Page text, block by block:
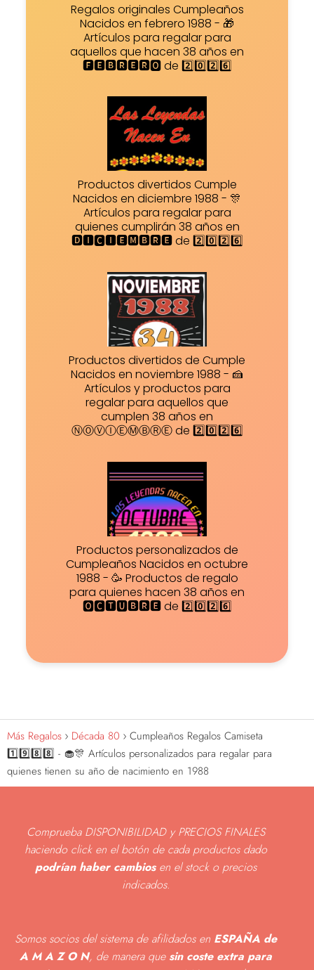
Regalos originales Cumpleaños
Nacidos en febrero 1988 - 🎁
Artículos para regalar para
aquellos que hacen 38 años en
🅵🅴🅱🆁🅴🆁🅾 de 2️⃣0️⃣2️⃣6️⃣
Productos divertidos Cumple
Nacidos en diciembre 1988 - 🎊
Artículos para regalar para
quienes cumplirán 38 años en
🅳🅸🅲🅸🅴🅼🅱🆁🅴 de 2️⃣0️⃣2️⃣6️⃣
Productos divertidos de Cumple
Nacidos en noviembre 1988 - 🍰
Artículos y productos para
regalar para aquellos que
cumplen 38 años en
ⓃⓄⓋⒾⒺⓂⒷⓇⒺ de 2️⃣0️⃣2️⃣6️⃣
Productos personalizados de
Cumpleaños Nacidos en octubre
1988 - 🥳 Productos de regalo
para quienes hacen 38 años en
🅾🅲🆃🆄🅱🆁🅴 de 2️⃣0️⃣2️⃣6️⃣
Más Regalos Década 80
Cumpleaños Regalos Camiseta
1️⃣9️⃣8️⃣8️⃣ - 🧁🎊 Artículos personalizados para regalar para
quienes tienen su año de nacimiento en 1988
Comprueba DISPONIBILIDAD y PRECIOS FINALES
haciendo click en el botón de cada productos dado
podrían haber cambiosen el stock o precios
indicados.
Somos socios del sistema de afilidados en ESPAÑA de
A M A Z O N, de manera que sin coste extra para